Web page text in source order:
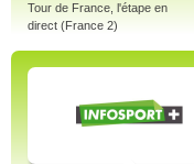
Tour de France, l'étape en
direct (France 2)